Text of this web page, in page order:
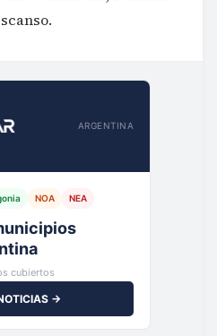
ARGENTINA
NOA NEA
cubiertos
→